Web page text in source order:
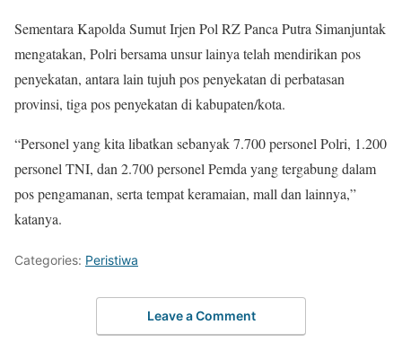
Sementara Kapolda Sumut Irjen Pol RZ Panca Putra Simanjuntak
mengatakan, Polri bersama unsur lainya telah mendirikan pos
penyekatan, antara lain tujuh pos penyekatan di perbatasan
provinsi, tiga pos penyekatan di kabupaten/kota.
“Personel yang kita libatkan sebanyak 7.700 personel Polri, 1.200
personel TNI, dan 2.700 personel Pemda yang tergabung dalam
pos pengamanan, serta tempat keramaian, mall dan lainnya,”
katanya.
Categories: Peristiwa
Leave a Comment